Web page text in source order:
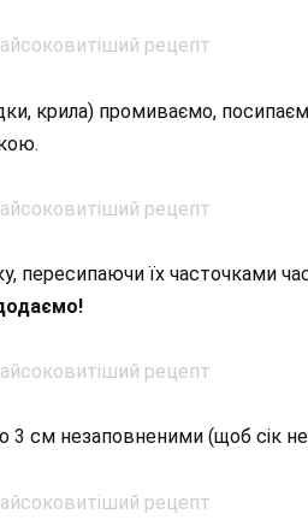
крила) промиваємо,
пересипаючи їх часточками
додаємо!
см незаповненими (щоб сік не